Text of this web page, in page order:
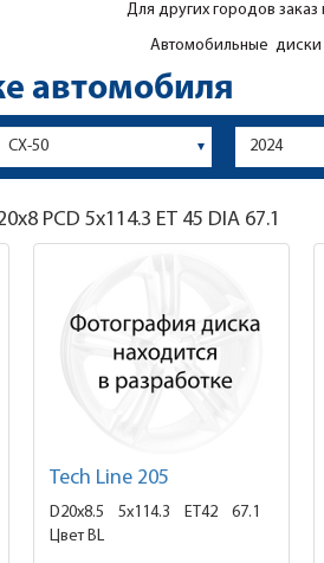
Для других городов
Автомобильные
автомобиля
8 PCD 5x114.3 ET 45 DIA 67.1
Tech Line 205
D20x8.5 5x114.3 ET42
67.1
Цвет BL